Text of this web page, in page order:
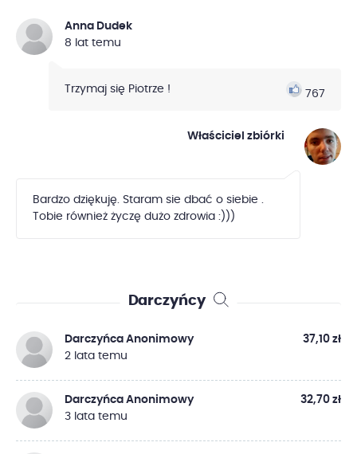
Anna Dudek
8 lat temu
Trzymaj się Piotrze ! 767
Właściciel zbiórki
Bardzo dziękuję. Staram sie dbać o siebie .
Tobie również życzę dużo zdrowia :)))
Darczyńcy
Darczyńca Anonimowy
2 lata temu
37,10 zł
Darczyńca Anonimowy
3 lata temu
32,70 zł